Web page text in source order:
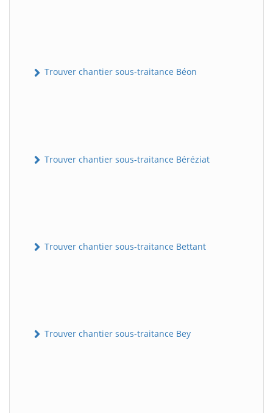
Trouver chantier sous-traitance Béon
Trouver chantier sous-traitance Béréziat
Trouver chantier sous-traitance Bettant
Trouver chantier sous-traitance Bey